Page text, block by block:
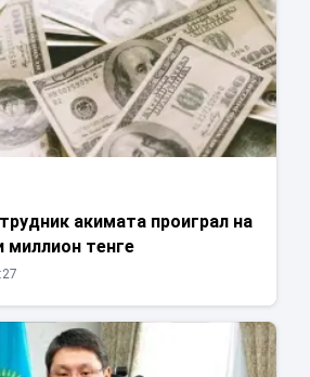
акимата проиграл на
миллион тенге